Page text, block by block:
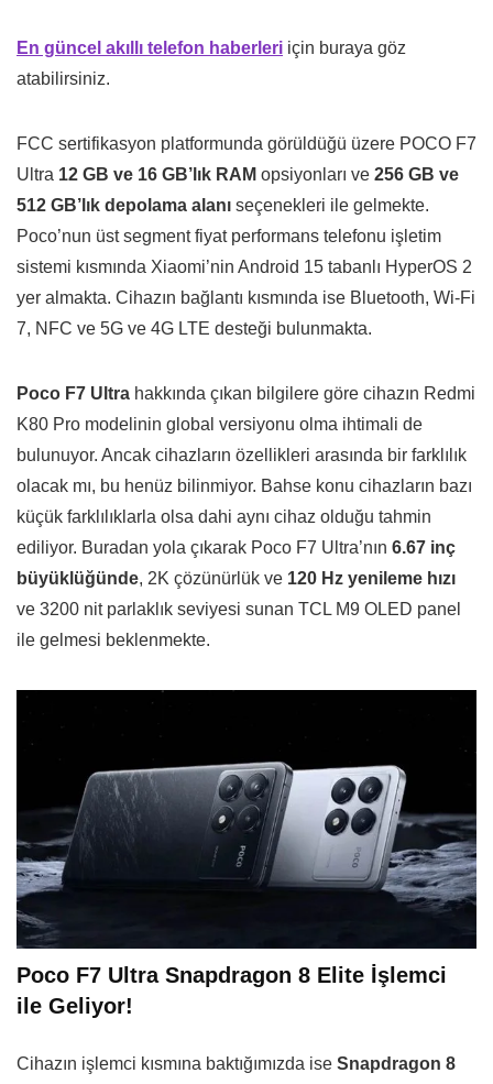
En güncel akıllı telefon haberleri için buraya göz
atabilirsiniz.
FCC sertifikasyon platformunda görüldüğü üzere POCO F7
Ultra 12 GB ve 16 GB’lık RAM opsiyonları ve 256 GB ve
512 GB’lık depolama alanı seçenekleri ile gelmekte.
Poco’nun üst segment fiyat performans telefonu işletim
sistemi kısmında Xiaomi’nin Android 15 tabanlı HyperOS 2
yer almakta. Cihazın bağlantı kısmında ise Bluetooth, Wi-Fi
7, NFC ve 5G ve 4G LTE desteği bulunmakta.
Poco F7 Ultra hakkında çıkan bilgilere göre cihazın Redmi
K80 Pro modelinin global versiyonu olma ihtimali de
bulunuyor. Ancak cihazların özellikleri arasında bir farklılık
olacak mı, bu henüz bilinmiyor. Bahse konu cihazların bazı
küçük farklılıklarla olsa dahi aynı cihaz olduğu tahmin
ediliyor. Buradan yola çıkarak Poco F7 Ultra’nın 6.67 inç
büyüklüğünde, 2K çözünürlük ve 120 Hz yenileme hızı
ve 3200 nit parlaklık seviyesi sunan TCL M9 OLED panel
ile gelmesi beklenmekte.
Poco F7 Ultra Snapdragon 8 Elite İşlemci
ile Geliyor!
Cihazın işlemci kısmına baktığımızda ise Snapdragon 8